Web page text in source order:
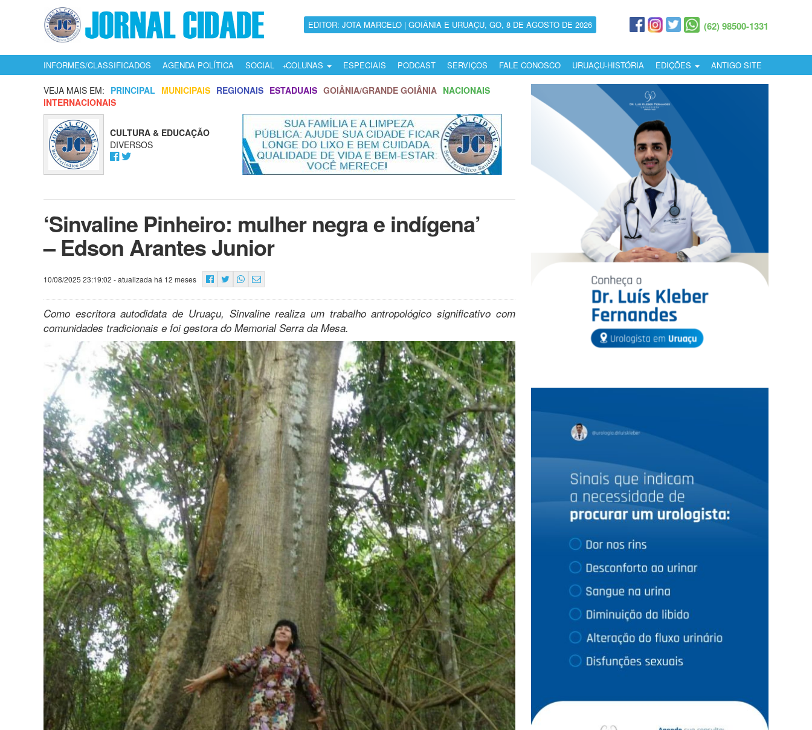
EDITOR: JOTA MARCELO | GOIÂNIA E URUAÇU, GO, 8 DE AGOSTO DE 2026 (62) 98500-1331
INFORMES/CLASSIFICADOS AGENDA POLÍTICA SOCIAL COLUNAS ESPECIAIS PODCAST SERVIÇOS FALE CONOSCO URUAÇU-HISTÓRIA EDIÇÕES ANTIGO SITE
VEJA MAIS EM: PRINCIPAL MUNICIPAIS REGIONAIS ESTADUAIS GOIÂNIA/GRANDE GOIÂNIA NACIONAIS
INTERNACIONAIS
CULTURA & EDUCAÇÃO
DIVERSOS
‘Sinvaline Pinheiro: mulher negra e indígena’
– Edson Arantes Junior
10/08/2025 23:19:02 - atualizada há 12 meses
Como escritora autodidata de Uruaçu, Sinvaline realiza um trabalho antropológico significativo com
comunidades tradicionais e foi gestora do Memorial Serra da Mesa.